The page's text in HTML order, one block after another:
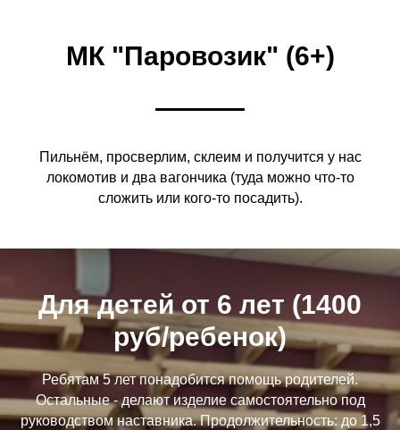
МК "Паровозик" (6+)
Пильнём, просверлим, склеим и получится у нас
локомотив и два вагончика (туда можно что-то
сложить или кого-то посадить).
Для детей от 6 лет (1400
руб/ребенок)
Ребятам 5 лет понадобится помощь родителей.
Остальные - делают изделие самостоятельно под
руководством наставника. Продолжительность: до 1,5